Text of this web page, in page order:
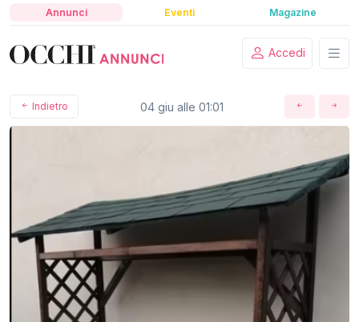
Annunci Eventi Magazine
Accedi
Indietro 04 giu alle 01:01